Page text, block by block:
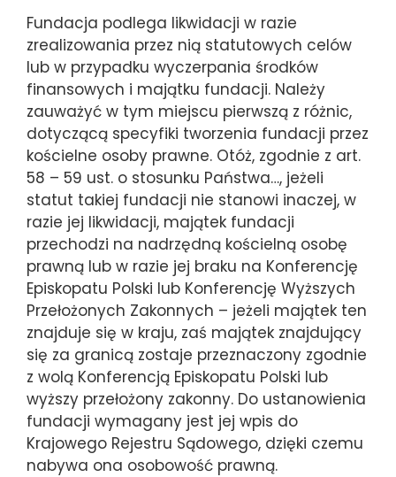
Fundacja podlega likwidacji w razie
zrealizowania przez nią statutowych celów
lub w przypadku wyczerpania środków
finansowych i majątku fundacji. Należy
zauważyć w tym miejscu pierwszą z różnic,
dotyczącą specyfiki tworzenia fundacji przez
kościelne osoby prawne. Otóż, zgodnie z art.
58 – 59 ust. o stosunku Państwa…, jeżeli
statut takiej fundacji nie stanowi inaczej, w
razie jej likwidacji, majątek fundacji
przechodzi na nadrzędną kościelną osobę
prawną lub w razie jej braku na Konferencję
Episkopatu Polski lub Konferencję Wyższych
Przełożonych Zakonnych – jeżeli majątek ten
znajduje się w kraju, zaś majątek znajdujący
się za granicą zostaje przeznaczony zgodnie
z wolą Konferencją Episkopatu Polski lub
wyższy przełożony zakonny. Do ustanowienia
fundacji wymagany jest jej wpis do
Krajowego Rejestru Sądowego, dzięki czemu
nabywa ona osobowość prawną.